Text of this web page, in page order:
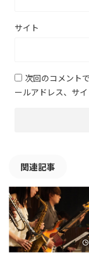
サイト
次回のコメント
ールアドレス、サイ
関連記事